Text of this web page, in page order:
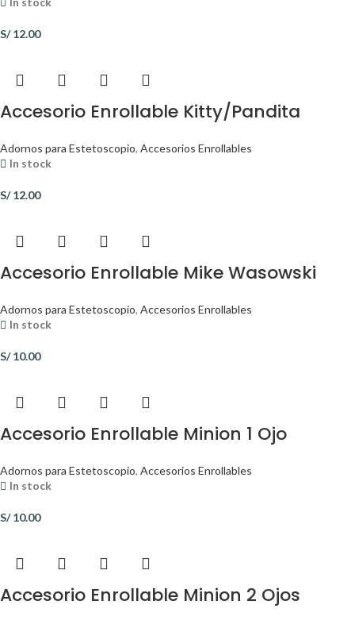
S/12.00
Accesorio Enrollable Kitty/Pandita
Adornos para Estetoscopio, Accesorios Enrollables
In stock
S/12.00
Accesorio Enrollable Mike Wasowski
Adornos para Estetoscopio, Accesorios Enrollables
In stock
S/10.00
Accesorio Enrollable Minion 1 Ojo
Adornos para Estetoscopio, Accesorios Enrollables
In stock
S/10.00
Accesorio Enrollable Minion 2 Ojos